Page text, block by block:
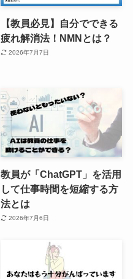
【教員必見】自分でできる
疲れ解消法！NMNとは？
2026年7月7日
教員が「ChatGPT」を活用
して仕事時間を短縮する方
法とは
2026年7月6日